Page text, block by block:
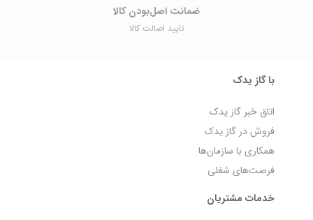
ضمانت اصل‌بودن کالا
تایید اصالت کالا
با گاز یدک
اتاق خبر گاز یدک
فروش در گاز یدک
همکاری با سازمان‌ها
فرصت‌های شغلی
خدمات مشتریان